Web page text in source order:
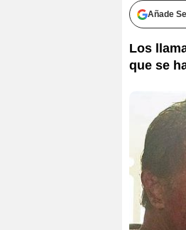
Añade
Los
que se